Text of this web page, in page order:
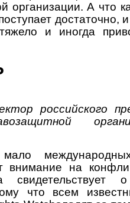
организации. А что
достаточно,
и иногда
российского
внимание на
что всем